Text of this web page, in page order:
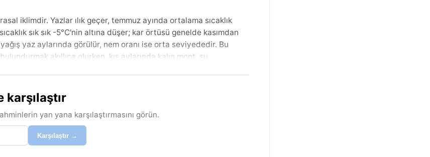
iklimdir. Yazlar ılık geçer, temmuz ayında ortalama sıcaklık
sık sık -5°C'nin altına düşer; kar örtüsü genelde kasımdan
yaz aylarında görülür, nem oranı ise orta seviyededir. Bu
akıllıca olurken, kış aylarında kalın mont, su
caziptir, ancak yoğun kar yağışı ve sık sık oluşan sis, öz
yan yana karşılaştırmasını görün.
Karşılaştır →